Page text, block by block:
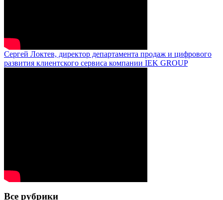
Сергей Локтев, директор департамента продаж и цифрового
развития клиентского сервиса компании IEK GROUP
Все рубрики